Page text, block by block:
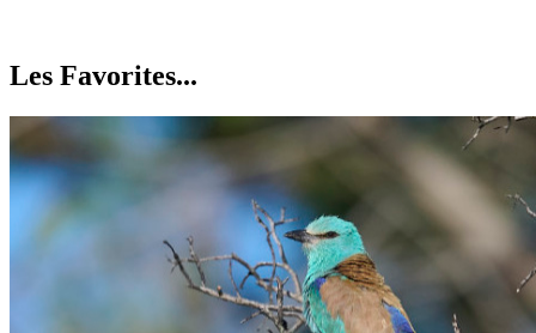
Les Favorites...